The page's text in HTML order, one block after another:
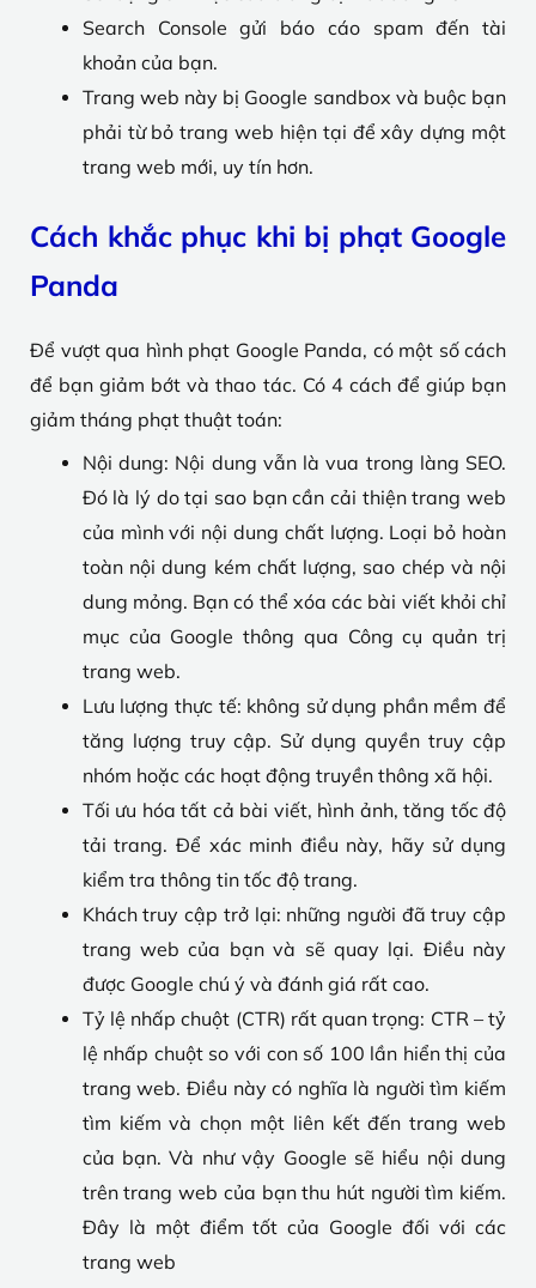
Search Console gửi báo cáo spam đến tài
khoản của bạn.
Trang web này bị Google sandbox và buộc bạn
phải từ bỏ trang web hiện tại để xây dựng một
trang web mới, uy tín hơn.
Cách khắc phục khi bị phạt Google
Panda
Để vượt qua hình phạt Google Panda, có một số cách
để bạn giảm bớt và thao tác. Có 4 cách để giúp bạn
giảm tháng phạt thuật toán:
Nội dung: Nội dung vẫn là vua trong làng SEO.
Đó là lý do tại sao bạn cần cải thiện trang web
của mình với nội dung chất lượng. Loại bỏ hoàn
toàn nội dung kém chất lượng, sao chép và nội
dung mỏng. Bạn có thể xóa các bài viết khỏi chỉ
mục của Google thông qua Công cụ quản trị
trang web.
Lưu lượng thực tế: không sử dụng phần mềm để
tăng lượng truy cập. Sử dụng quyền truy cập
nhóm hoặc các hoạt động truyền thông xã hội.
Tối ưu hóa tất cả bài viết, hình ảnh, tăng tốc độ
tải trang. Để xác minh điều này, hãy sử dụng
kiểm tra thông tin tốc độ trang.
Khách truy cập trở lại: những người đã truy cập
trang web của bạn và sẽ quay lại. Điều này
được Google chú ý và đánh giá rất cao.
Tỷ lệ nhấp chuột (CTR) rất quan trọng: CTR – tỷ
lệ nhấp chuột so với con số 100 lần hiển thị của
trang web. Điều này có nghĩa là người tìm kiếm
tìm kiếm và chọn một liên kết đến trang web
của bạn. Và như vậy Google sẽ hiểu nội dung
trên trang web của bạn thu hút người tìm kiếm.
Đây là một điểm tốt của Google đối với các
trang web